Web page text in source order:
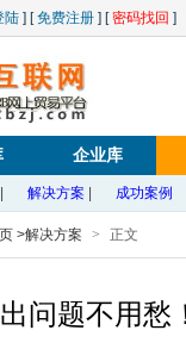
陆 ] [免费注册 ] [密码找回 ]
企业库
解决方案 成功案例
>解决方案 > 正文
问题不用愁